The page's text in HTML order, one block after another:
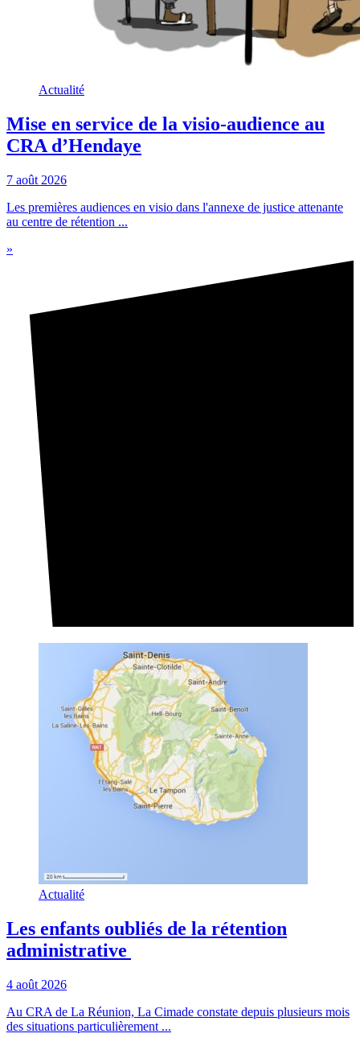
Actualité
Mise en service de la visio-audience au
CRA d’Hendaye
7 août 2026
Les premières audiences en visio dans l'annexe de justice attenante
au centre de rétention ...
»
Actualité
Les enfants oubliés de la rétention
administrative
4 août 2026
Au CRA de La Réunion, La Cimade constate depuis plusieurs mois
des situations particulièrement ...